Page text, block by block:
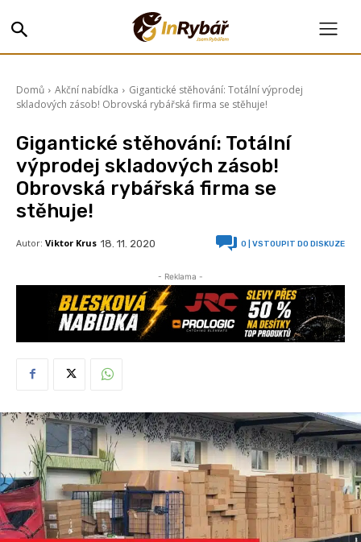
Domů Akční nabídka
Gigantické stěhování: Totální výprodej
skladových zásob! Obrovská rybářská firma se stěhuje!
Gigantické stěhování: Totální
výprodej skladových zásob!
Obrovská rybářská firma se
stěhuje!
Autor: Viktor Krus 18. 11. 2020 0 | VSTOUPIT DO DISKUZE
- Reklama -